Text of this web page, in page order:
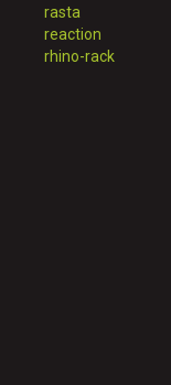
rasta
reaction
rhino-rack